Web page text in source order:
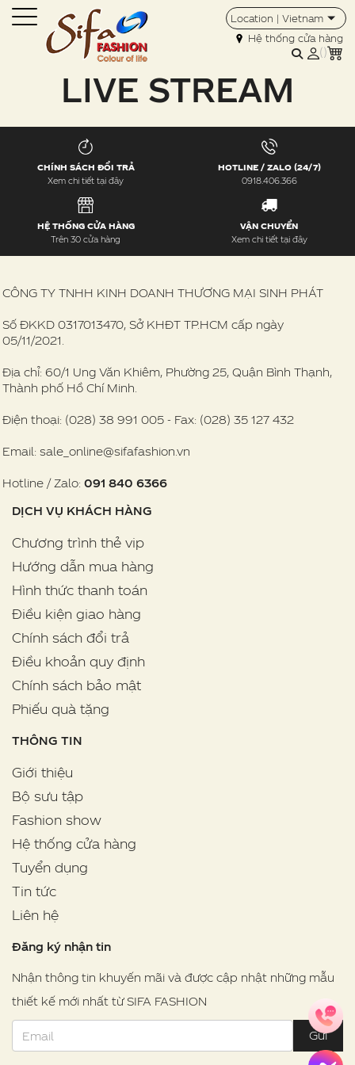
Location | Vietnam
Hệ thống cửa hàng
()
LIVE STREAM
CHÍNH SÁCH ĐỔI TRẢ
Xem chi tiết tại đây
HOTLINE / ZALO (24/7)
0918.406.366
HỆ THỐNG CỬA HÀNG
Trên 30 cửa hàng
VẬN CHUYỂN
Xem chi tiết tại đây
CÔNG TY TNHH KINH DOANH THƯƠNG MẠI SINH PHÁT
Số ĐKKD 0317013470, Sở KHĐT TP.HCM cấp ngày
05/11/2021.
Địa chỉ: 60/1 Ung Văn Khiêm, Phường 25, Quận Bình Thạnh,
Thành phố Hồ Chí Minh.
Điện thoại: (028) 38 991 005 - Fax: (028) 35 127 432
Email: sale_online@sifafashion.vn
Hotline / Zalo: 091 840 6366
DỊCH VỤ KHÁCH HÀNG
Chương trình thẻ vip
Hướng dẫn mua hàng
Hình thức thanh toán
Điều kiện giao hàng
Chính sách đổi trả
Điều khoản quy định
Chính sách bảo mật
Phiếu quà tặng
THÔNG TIN
Giới thiệu
Bộ sưu tập
Fashion show
Hệ thống cửa hàng
Tuyển dụng
Tin tức
Liên hệ
Đăng ký nhận tin
Nhận thông tin khuyến mãi và được cập nhật những mẫu
thiết kế mới nhất từ SIFA FASHION
Gửi